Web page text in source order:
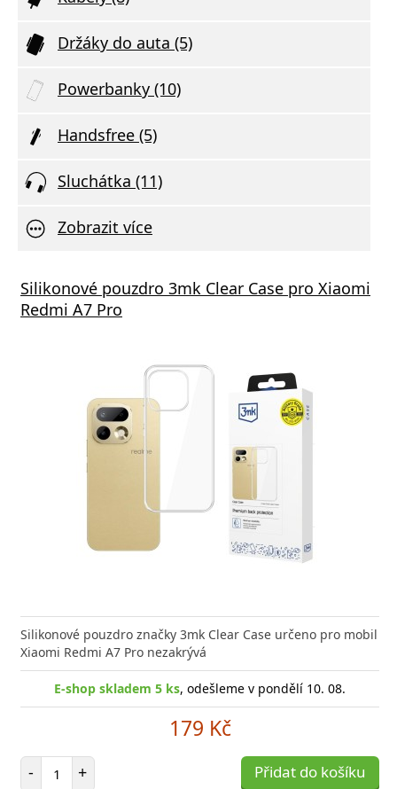
Držáky do auta (5)
Powerbanky (10)
Handsfree (5)
Sluchátka (11)
Zobrazit více
Silikonové pouzdro 3mk Clear Case pro Xiaomi
Redmi A7 Pro
Silikonové pouzdro značky 3mk Clear Case určeno pro mobil
Xiaomi Redmi A7 Pro nezakrývá
E-shop skladem 5 ks, odešleme v pondělí 10. 08.
179 Kč
- Počet položek
+ Přidat do košíku